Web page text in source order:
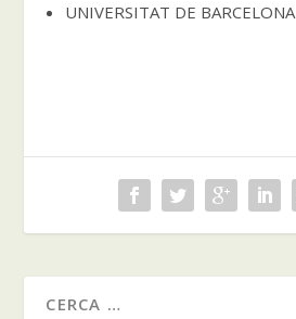
UNIVERSITAT DE BARCELONA